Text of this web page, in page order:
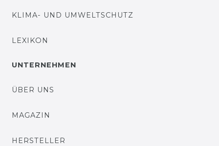
KLIMA- UND UMWELTSCHUTZ
LEXIKON
UNTERNEHMEN
ÜBER UNS
MAGAZIN
HERSTELLER